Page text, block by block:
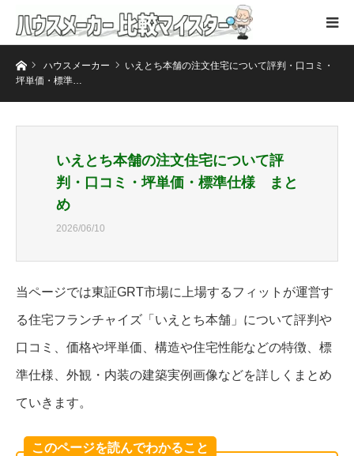
ホームハウスメーカー
いえとち本舗の注文住宅について評判・口コミ・
坪単価・標準…
いえとち本舗の注文住宅について評
判・口コミ・坪単価・標準仕様 まと
め
2026/06/10
当ページでは東証GRT市場に上場するフィットが運営す
る住宅フランチャイズ「いえとち本舗」について評判や
口コミ、価格や坪単価、構造や住宅性能などの特徴、標
準仕様、外観・内装の建築実例画像などを詳しくまとめ
ていきます。
このページを読んでわかること